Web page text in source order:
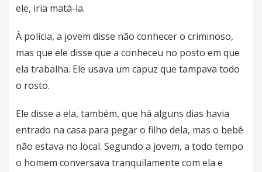
ele, iria matá-la.
À polícia, a jovem disse não conhecer o criminoso,
mas que ele disse que a conheceu no posto em que
ela trabalha. Ele usava um capuz que tampava todo
o rosto.
Ele disse a ela, também, que há alguns dias havia
entrado na casa para pegar o filho dela, mas o bebê
não estava no local. Segundo a jovem, a todo tempo
o homem conversava tranquilamente com ela e